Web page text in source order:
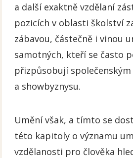
a další exaktně vzdělaní
pozicích v oblasti školství
zábavou, částečně i vinou
samotných, kteří se často
přizpůsobují
a showbyznysu.
Umění však, a tímto se
této kapitoly o významu
vzdělanosti pro člověka